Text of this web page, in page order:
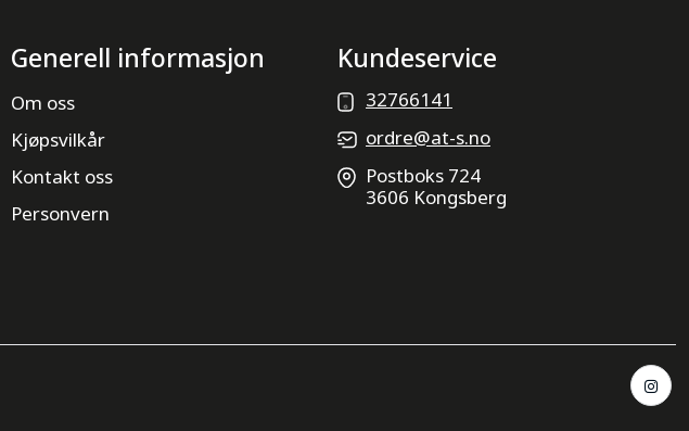
Generell informasjon
Om oss
Kjøpsvilkår
Kontakt oss
Personvern
Kundeservice
32766141
ordre@at-s.no
Postboks 724
3606 Kongsberg